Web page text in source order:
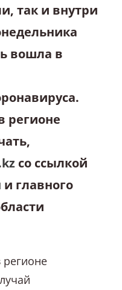
так и внутри
вошла в
регионе
со ссылкой
и главного